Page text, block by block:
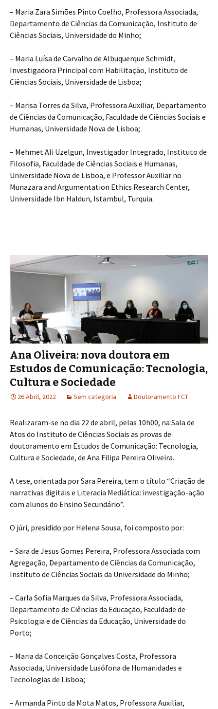
– Maria Zara Simões Pinto Coelho, Professora Associada,
Departamento de Ciências da Comunicação, Instituto de
Ciências Sociais, Universidade do Minho;
– Maria Luísa de Carvalho de Albuquerque Schmidt,
Investigadora Principal com Habilitação, Instituto de
Ciências Sociais, Universidade de Lisboa;
– Marisa Torres da Silva, Professora Auxiliar, Departamento
de Ciências da Comunicação, Faculdade de Ciências Sociais e
Humanas, Universidade Nova de Lisboa;
– Mehmet Ali Uzelgun, Investigador Integrado, Instituto de
Filosofia, Faculdade de Ciências Sociais e Humanas,
Universidade Nova de Lisboa, e Professor Auxiliar no
Munazara and Argumentation Ethics Research Center,
Universidade Ibn Haldun, Istambul, Turquia.
Ana Oliveira: nova doutora em
Estudos de Comunicação: Tecnologia,
Cultura e Sociedade
26 Abril, 2022 Sem categoria Doutoramento FCT
Realizaram-se no dia 22 de abril, pelas 10h00, na Sala de
Atos do Instituto de Ciências Sociais as provas de
doutoramento em Estudos de Comunicação: Tecnologia,
Cultura e Sociedade, de Ana Filipa Pereira Oliveira.
A tese, orientada por Sara Pereira, tem o título “Criação de
narrativas digitais e Literacia Mediática: investigação-ação
com alunos do Ensino Secundário”.
O júri, presidido por Helena Sousa, foi composto por:
– Sara de Jesus Gomes Pereira, Professora Associada com
Agregação, Departamento de Ciências da Comunicação,
Instituto de Ciências Sociais da Universidade do Minho;
– Carla Sofia Marques da Silva, Professora Associada,
Departamento de Ciências da Educação, Faculdade de
Psicologia e de Ciências da Educação, Universidade do
Porto;
– Maria da Conceição Gonçalves Costa, Professora
Associada, Universidade Lusófona de Humanidades e
Tecnologias de Lisboa;
– Armanda Pinto da Mota Matos, Professora Auxiliar,